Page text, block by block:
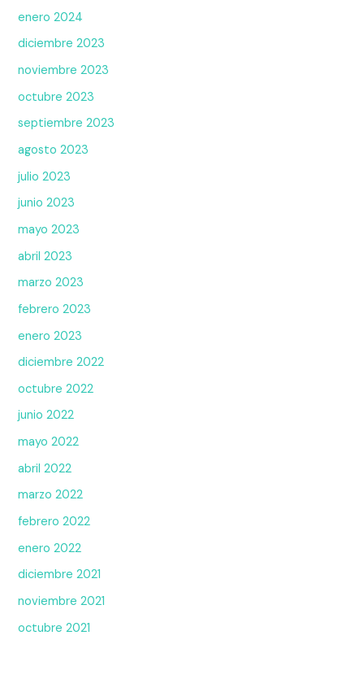
enero 2024
diciembre 2023
noviembre 2023
octubre 2023
septiembre 2023
agosto 2023
julio 2023
junio 2023
mayo 2023
abril 2023
marzo 2023
febrero 2023
enero 2023
diciembre 2022
octubre 2022
junio 2022
mayo 2022
abril 2022
marzo 2022
febrero 2022
enero 2022
diciembre 2021
noviembre 2021
octubre 2021